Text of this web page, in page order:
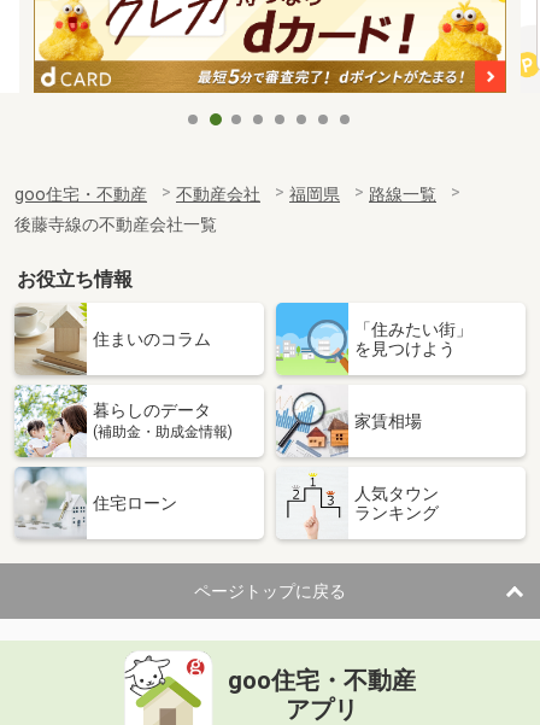
goo住宅・不動産 不動産会社 福岡県
路線一覧
後藤寺線の不動産会社一覧
お役立ち情報
住まいのコラム
「住みたい街」
を見つけよう
暮らしのデータ
(補助金・助成金情報)
家賃相場
住宅ローン
人気タウン
ランキング
ページトップに戻る
goo住宅・不動産
アプリ